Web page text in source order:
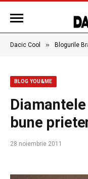
Dacic Cool » Blogurile
BLOG YOU&ME
bune
28 noiembrie 2011